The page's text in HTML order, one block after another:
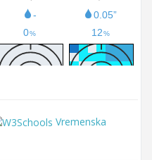
Vremenska